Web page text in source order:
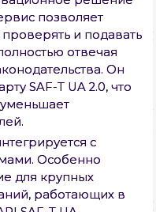
позволяет
и подавать
отвечая
Он
SAF-T UA 2.0, что
с
Особенно
для крупных
работающих в